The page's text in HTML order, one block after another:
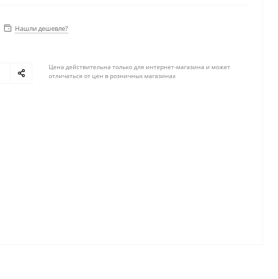
Нашли дешевле?
Цена действительна только для интернет-магазина и может
отличаться от цен в розничных магазинах